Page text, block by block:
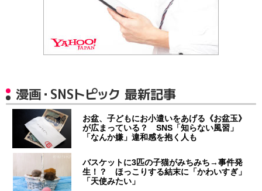
漫画・SNSトピック 最新記事
お盆、子どもにお小遣いをあげる《お盆玉》
が広まっている？ SNS「知らない風習」
「なんか嫌」違和感を抱く人も
バスケットに3匹の子猫がみちみち→事件発
生！？ ほっこりする結末に「かわいすぎ」
「天使みたい」